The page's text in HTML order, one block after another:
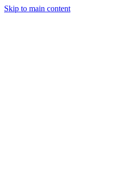
Skip to main content